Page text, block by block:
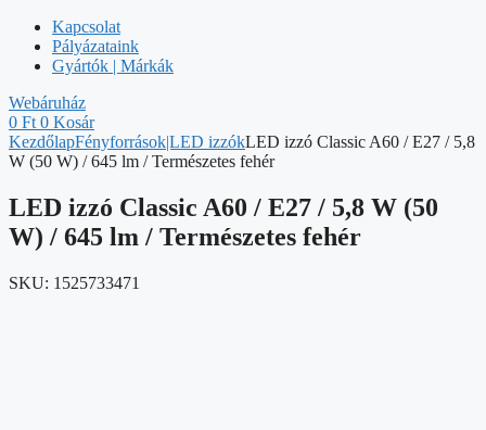
Kapcsolat
Pályázataink
Gyártók | Márkák
Webáruház
0 Ft 0 Kosár
KezdőlapFényforrások|LED izzókLED izzó Classic A60 / E27 / 5,8
W (50 W) / 645 lm / Természetes fehér
LED izzó Classic A60 / E27 / 5,8 W (50
W) / 645 lm / Természetes fehér
SKU: 1525733471